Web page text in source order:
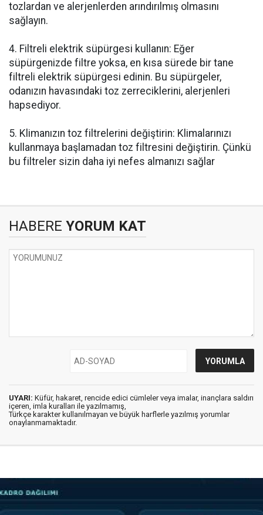
tozlardan ve alerjenlerden arındırılmış olmasını
sağlayın.
4. Filtreli elektrik süpürgesi kullanın: Eğer
süpürgenizde filtre yoksa, en kısa sürede bir tane
filtreli elektrik süpürgesi edinin. Bu süpürgeler,
odanızın havasındaki toz zerreciklerini, alerjenleri
hapsediyor.
5. Klimanızın toz filtrelerini değiştirin: Klimalarınızı
kullanmaya başlamadan toz filtresini değiştirin. Çünkü
bu filtreler sizin daha iyi nefes almanızı sağlar
HABERE YORUM KAT
UYARI: Küfür, hakaret, rencide edici cümleler veya imalar, inançlara saldırı
içeren, imla kuralları ile yazılmamış,
Türkçe karakter kullanılmayan ve büyük harflerle yazılmış yorumlar
onaylanmamaktadır.